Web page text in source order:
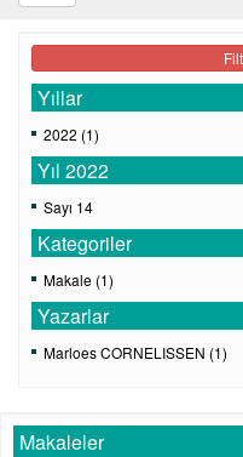
Yıllar
2022 (1)
Yıl 2022
Sayı 14
Kategoriler
Makale (1)
Yazarlar
Marloes CORNELISSEN (1)
Makaleler